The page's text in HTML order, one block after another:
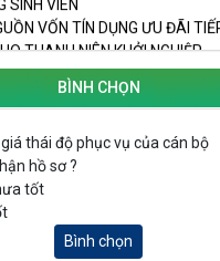
VỐN TÍN DỤNG ƯU ĐÃI TIẾP
THANH NIÊN KHỞI NGHIỆP
THANH NIÊN TẠI HUYỆN KRÔNG
LẠI HOẠT ĐỘNG KHỞI NGHIỆP
GIAI ĐOẠN 2018-2020
MẠC TECHFEST 2024
BÌNH CHỌN
thái độ phục vụ của cán bộ
hồ sơ ?
tốt
Bình chọn